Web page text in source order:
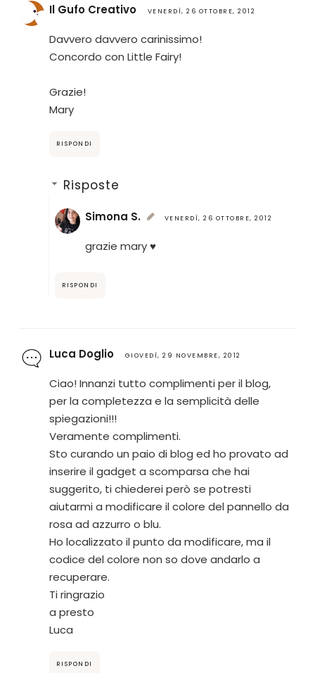
Il Gufo Creativo VENERDÌ, 26 OTTOBRE, 2012
Davvero davvero carinissimo!
Concordo con Little Fairy!
Grazie!
Mary
RISPONDI
Risposte
Simona S. VENERDÌ, 26 OTTOBRE, 2012
grazie mary ♥
RISPONDI
Luca Doglio GIOVEDÌ, 29 NOVEMBRE, 2012
Ciao! Innanzi tutto complimenti per il blog,
per la completezza e la semplicità delle
spiegazioni!!!
Veramente complimenti.
Sto curando un paio di blog ed ho provato ad
inserire il gadget a scomparsa che hai
suggerito, ti chiederei però se potresti
aiutarmi a modificare il colore del pannello da
rosa ad azzurro o blu.
Ho localizzato il punto da modificare, ma il
codice del colore non so dove andarlo a
recuperare.
Ti ringrazio
a presto
Luca
RISPONDI